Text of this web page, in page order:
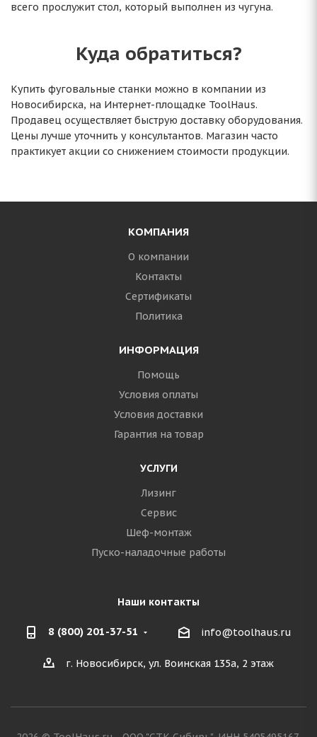
всего прослужит стол, который выполнен из чугуна.
Куда обратиться?
Купить фуговальные станки можно в компании из
Новосибирска, на Интернет-площадке ToolHaus.
Продавец осуществляет быструю доставку оборудования.
Цены лучше уточнить у консультантов. Магазин часто
практикует акции со снижением стоимости продукции.
КОМПАНИЯ
О компании
Контакты
Сертификаты
Политика
ИНФОРМАЦИЯ
Помощь
Условия оплаты
Условия доставки
Гарантия на товар
УСЛУГИ
Лизинг
Сервис
Шеф-монтаж
Пуско-наладочные работы
Наши контакты
8 (800) 201-37-51 info@toolhaus.ru
г. Новосибирск, ул. Воинская 135а, 2 этаж